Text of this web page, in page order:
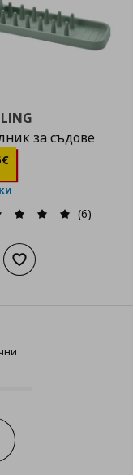
за съдове
€
(6)
в кошницата
Добави към
налични